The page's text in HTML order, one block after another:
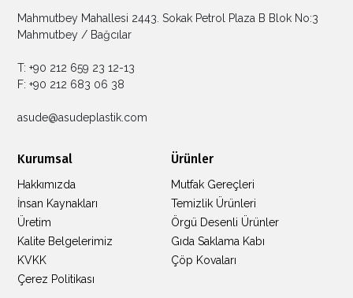
Mahmutbey Mahallesi 2443. Sokak Petrol Plaza B Blok No:3
Mahmutbey / Bağcılar
T: +90 212 659 23 12-13
F: +90 212 683 06 38
asude@asudeplastik.com
Kurumsal
Hakkımızda
İnsan Kaynakları
Üretim
Kalite Belgelerimiz
KVKK
Çerez Politikası
Ürünler
Mutfak Gereçleri
Temizlik Ürünleri
Örgü Desenli Ürünler
Gıda Saklama Kabı
Çöp Kovaları